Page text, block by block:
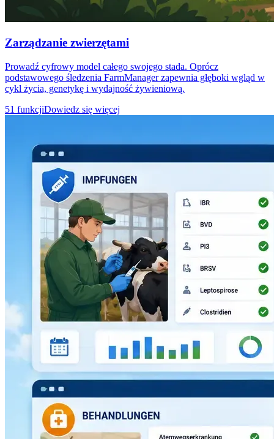
Zarządzanie zwierzętami
Prowadź cyfrowy model całego swojego stada. Oprócz
podstawowego śledzenia FarmManager zapewnia głęboki wgląd w
cykl życia, genetykę i wydajność żywieniową.
51 funkcjiDowiedz się więcej